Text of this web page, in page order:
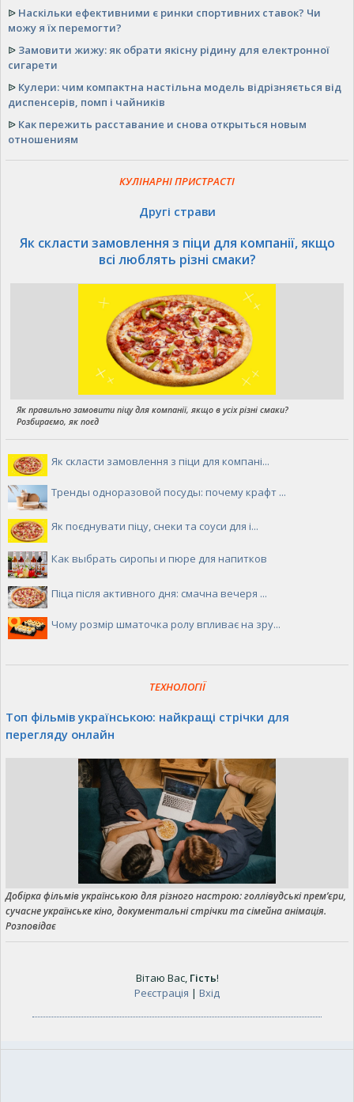
ᐉ Наскільки ефективними є ринки спортивних ставок? Чи
можу я їх перемогти?
ᐉ Замовити жижу: як обрати якісну рідину для електронної
сигарети
ᐉ Кулери: чим компактна настільна модель відрізняється від
диспенсерів, помп і чайників
ᐉ Как пережить расставание и снова открыться новым
отношениям
КУЛІНАРНІ ПРИСТРАСТІ
Другі страви
Як скласти замовлення з піци для компанії, якщо
всі люблять різні смаки?
Як правильно замовити піцу для компанії, якщо в усіх різні смаки?
Розбираємо, як поєд
Як скласти замовлення з піци для компані...
Тренды одноразовой посуды: почему крафт ...
Як поєднувати піцу, снеки та соуси для і...
Как выбрать сиропы и пюре для напитков
Піца після активного дня: смачна вечеря ...
Чому розмір шматочка ролу впливає на зру...
ТЕХНОЛОГІЇ
Топ фільмів українською: найкращі стрічки для
перегляду онлайн
Добірка фільмів українською для різного настрою: голлівудські прем’єри,
сучасне українське кіно, документальні стрічки та сімейна анімація.
Розповідає
Вітаю Вас, Гість!
Реєстрація | Вхід